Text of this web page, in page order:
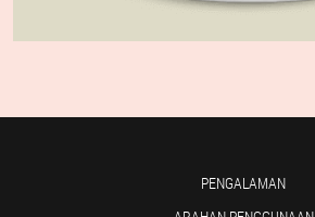
PENGALAMAN